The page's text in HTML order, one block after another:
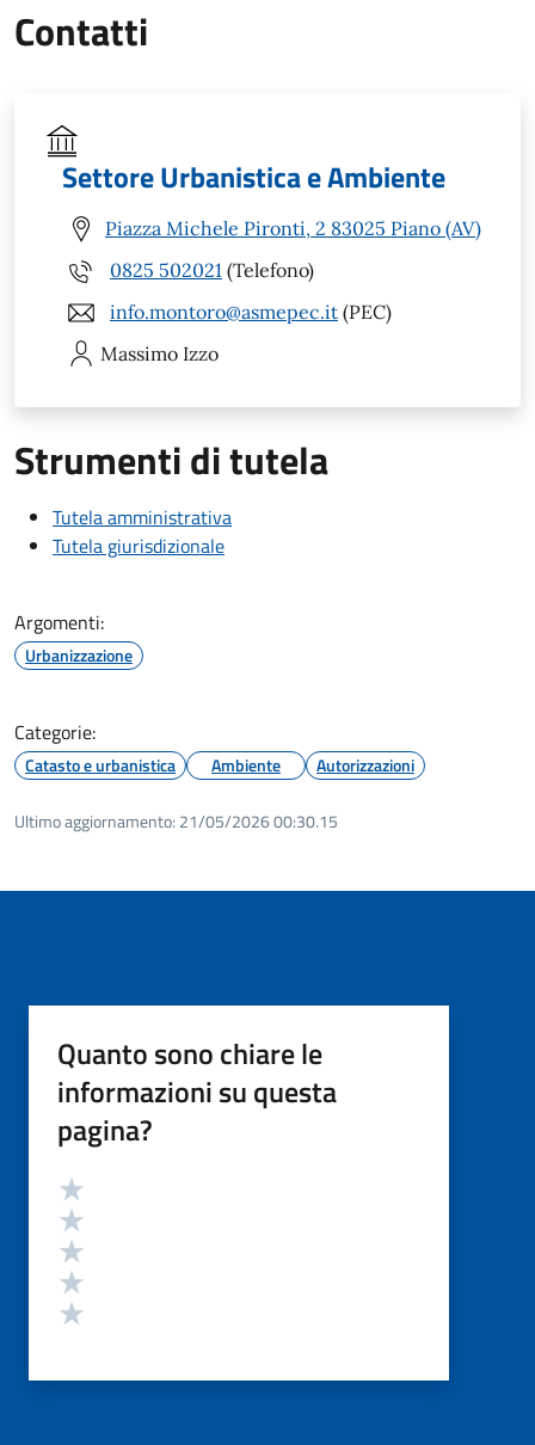
Contatti
Settore Urbanistica e Ambiente
Piazza Michele Pironti, 2 83025 Piano (AV)
0825 502021 (Telefono)
info.montoro@asmepec.it (PEC)
Massimo Izzo
Strumenti di tutela
Tutela amministrativa
Tutela giurisdizionale
Argomenti:
Urbanizzazione
Categorie:
Catasto e urbanistica Ambiente Autorizzazioni
Ultimo aggiornamento: 21/05/2026 00:30.15
Quanto sono chiare le
informazioni su questa
pagina?
Valutazione